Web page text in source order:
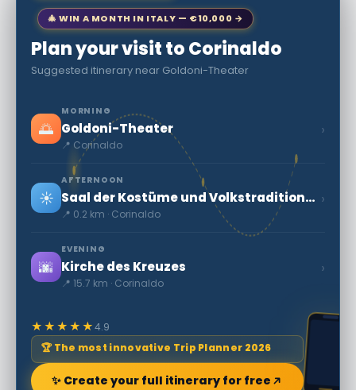
🎄 WIN A MONTH IN ITALY — €10,000 →
Plan your visit to Corinaldo
Suggested itinerary near Goldoni-Theater
🌅
MORNING
Goldoni-Theater
📍 Corinaldo
›
☀️
AFTERNOON
Saal der Kostüme und Volkstraditionen
📍 0.2 km · Corinaldo
›
🌆
EVENING
Kirche des Kreuzes
📍 15.7 km · Corinaldo
›
★★★★★4.9
🏆 The most innovative Trip Planner 2026
✨ Create your full itinerary for free